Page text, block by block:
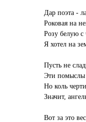
Дар поэта -
Роковая на
Розу белую
Я хотел на
Пусть не
Эти помыслы
Но коль
Значит,
Вот за это